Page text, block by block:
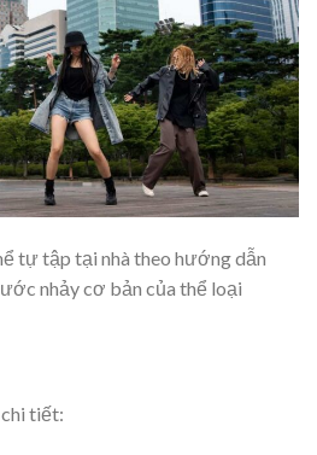
tự tập tại nhà theo hướng dẫn
nhảy cơ bản của thể loại
tiết: